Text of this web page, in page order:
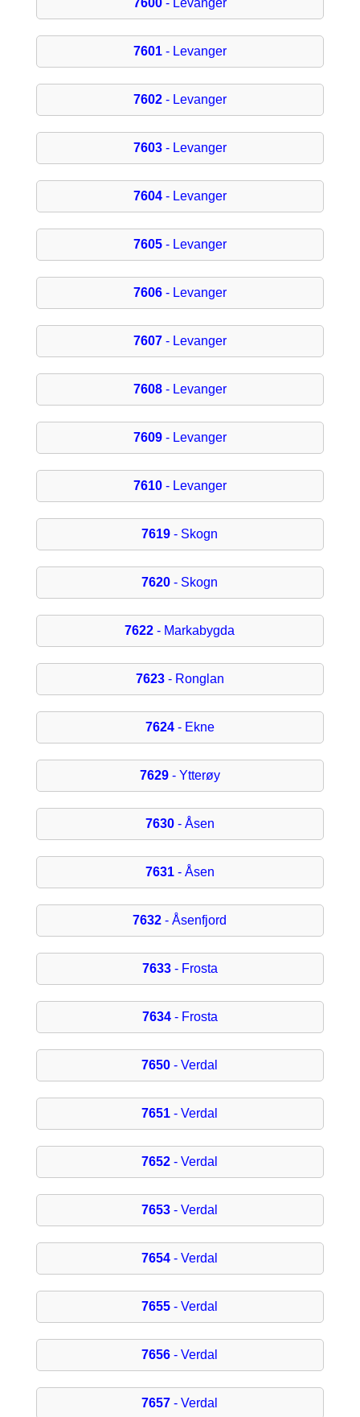
7600- Levanger
7601- Levanger
7602- Levanger
7603- Levanger
7604- Levanger
7605- Levanger
7606- Levanger
7607- Levanger
7608- Levanger
7609- Levanger
7610- Levanger
7619 - Skogn
7620 - Skogn
7622 - Markabygda
7623- Ronglan
7624- Ekne
7629- Ytterøy
7630- Åsen
7631- Åsen
7632 - Åsenfjord
7633- Frosta
7634- Frosta
7650 - Verdal
7651 - Verdal
7652 - Verdal
7653 - Verdal
7654 - Verdal
7655 - Verdal
7656 - Verdal
7657 - Verdal